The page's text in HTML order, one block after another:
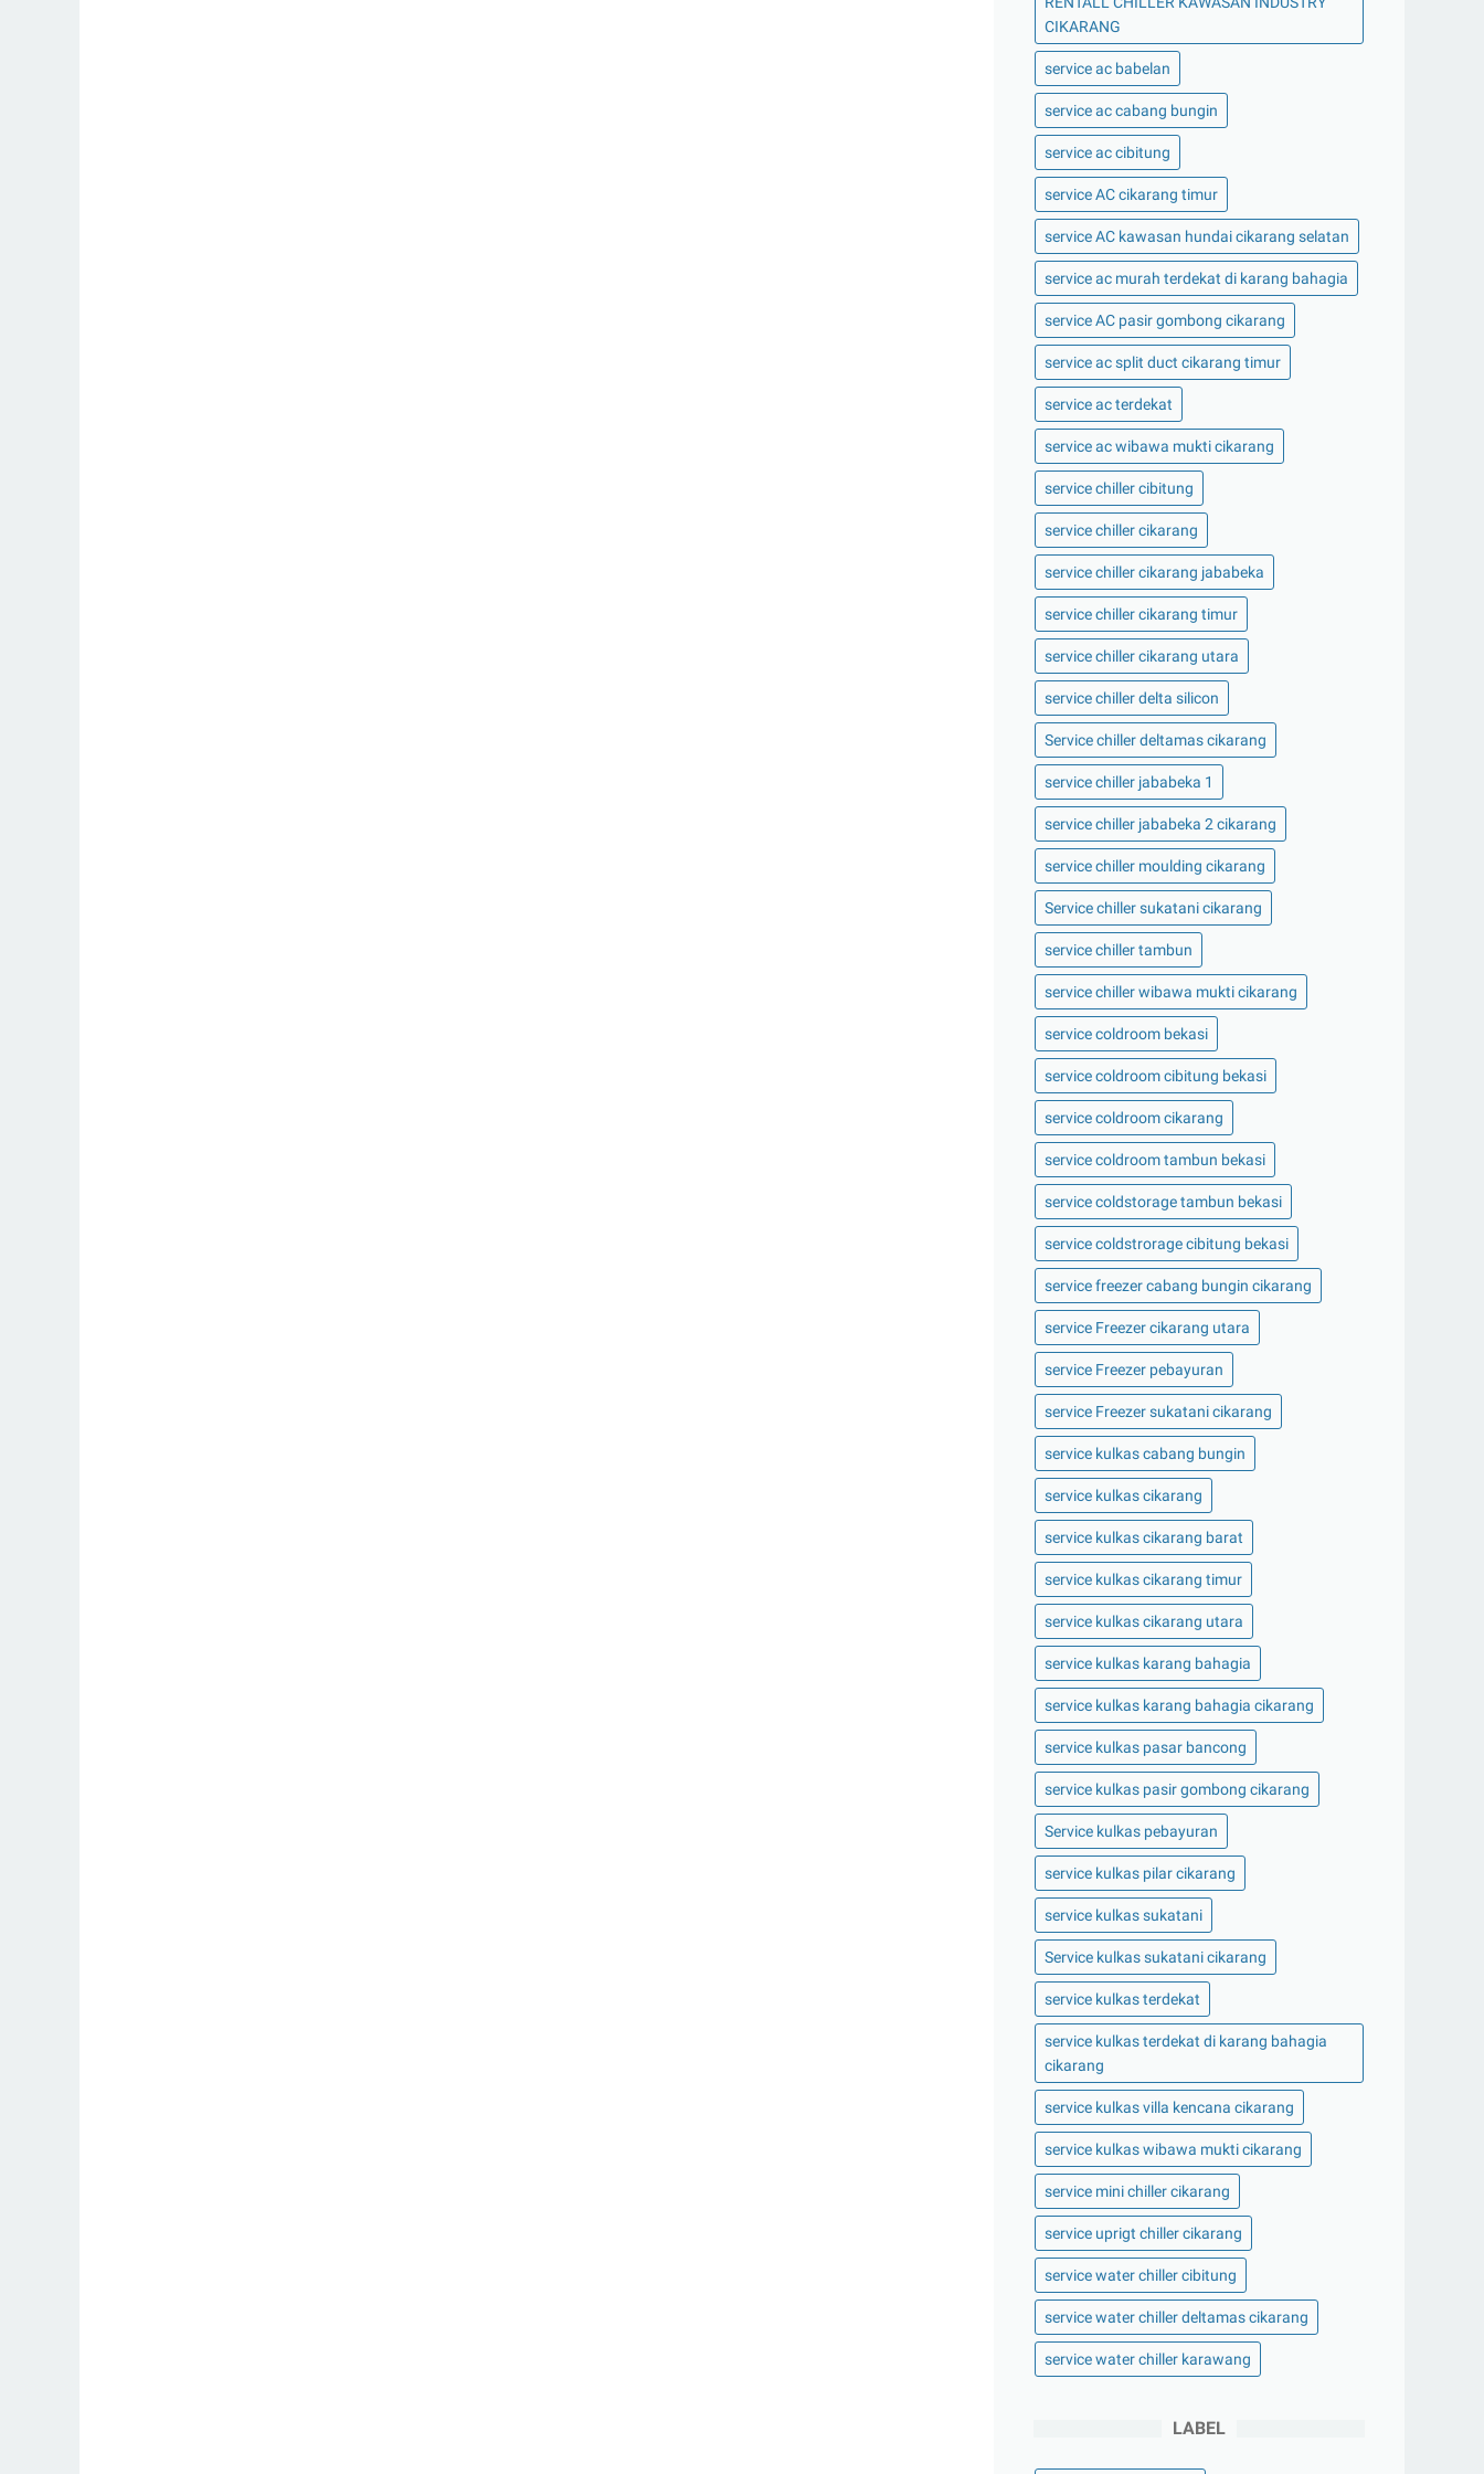
CIKARANG
service ac babelan
service ac cabang bungin
service ac cibitung
service AC cikarang timur
service AC kawasan hundai cikarang selatan
service ac murah terdekat di karang bahagia
service AC pasir gombong cikarang
service ac split duct cikarang timur
service ac terdekat
service ac wibawa mukti cikarang
service chiller cibitung
service chiller cikarang
service chiller cikarang jababeka
service chiller cikarang timur
service chiller cikarang utara
service chiller delta silicon
Service chiller deltamas cikarang
service chiller jababeka 1
service chiller jababeka 2 cikarang
service chiller moulding cikarang
Service chiller sukatani cikarang
service chiller tambun
service chiller wibawa mukti cikarang
service coldroom bekasi
service coldroom cibitung bekasi
service coldroom cikarang
service coldroom tambun bekasi
service coldstorage tambun bekasi
service coldstrorage cibitung bekasi
service freezer cabang bungin cikarang
service Freezer cikarang utara
service Freezer pebayuran
service Freezer sukatani cikarang
service kulkas cabang bungin
service kulkas cikarang
service kulkas cikarang barat
service kulkas cikarang timur
service kulkas cikarang utara
service kulkas karang bahagia
service kulkas karang bahagia cikarang
service kulkas pasar bancong
service kulkas pasir gombong cikarang
Service kulkas pebayuran
service kulkas pilar cikarang
service kulkas sukatani
Service kulkas sukatani cikarang
service kulkas terdekat
service kulkas terdekat di karang bahagia
cikarang
service kulkas villa kencana cikarang
service kulkas wibawa mukti cikarang
service mini chiller cikarang
service uprigt chiller cikarang
service water chiller cibitung
service water chiller deltamas cikarang
service water chiller karawang
LABEL